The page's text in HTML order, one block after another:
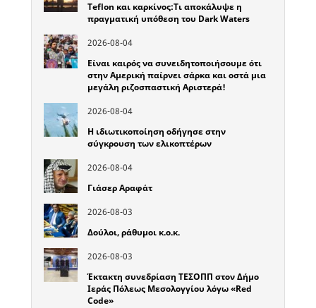
Teflon και καρκίνος:Τι αποκάλυψε η
πραγματική υπόθεση του Dark Waters
2026-08-04
Είναι καιρός να συνειδητοποιήσουμε ότι
στην Αμερική παίρνει σάρκα και οστά μια
μεγάλη ριζοσπαστική Αριστερά!
2026-08-04
Η ιδιωτικοποίηση οδήγησε στην
σύγκρουση των ελικοπτέρων
2026-08-04
Γιάσερ Αραφάτ
2026-08-03
Δούλοι, ράθυμοι κ.ο.κ.
2026-08-03
Έκτακτη συνεδρίαση ΤΕΣΟΠΠ στον Δήμο
Ιεράς Πόλεως Μεσολογγίου λόγω «Red
Code»